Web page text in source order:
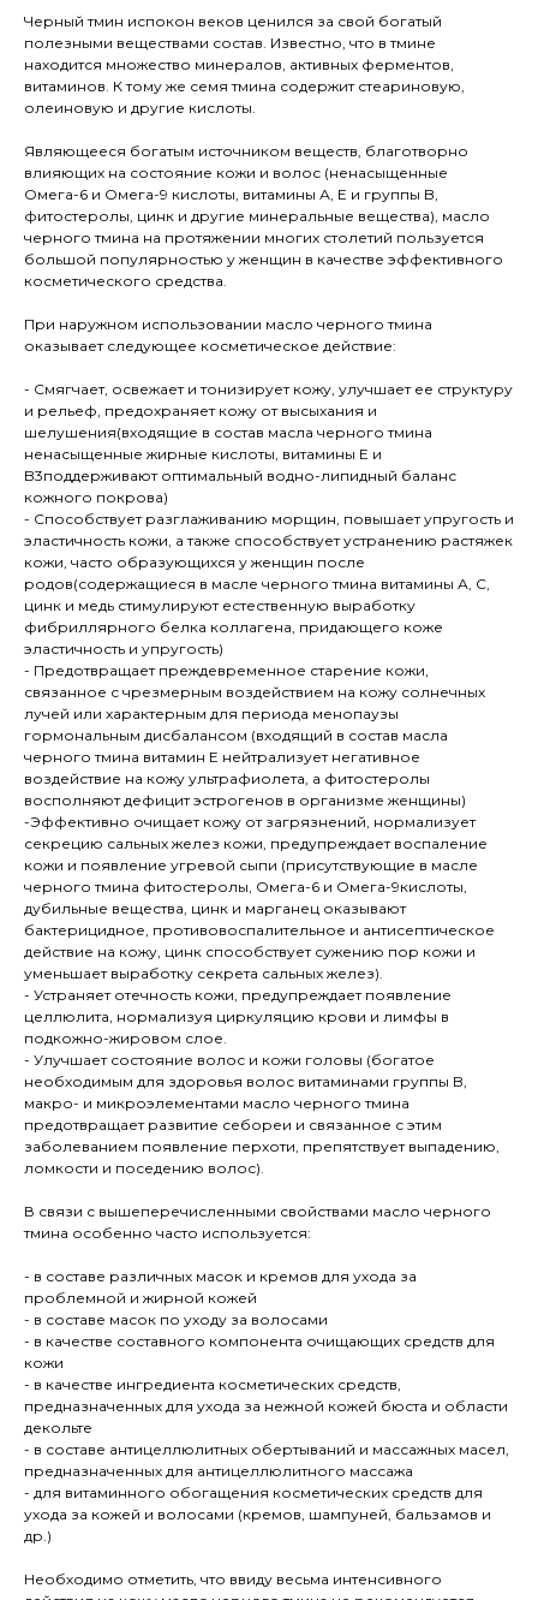
Черный тмин испокон веков ценился за свой богатый
полезными веществами состав. Известно, что в тмине
находится множество минералов, активных ферментов,
витаминов. К тому же семя тмина содержит стеариновую,
олеиновую и другие кислоты.
Являющееся богатым источником веществ, благотворно
влияющих на состояние кожи и волос (ненасыщенные
Омега-6 и Омега-9 кислоты, витамины А, Е и группы B,
фитостеролы, цинк и другие минеральные вещества), масло
черного тмина на протяжении многих столетий пользуется
большой популярностью у женщин в качестве эффективного
косметического средства.
При наружном использовании масло черного тмина
оказывает следующее косметическое действие:
- Cмягчает, освежает и тонизирует кожу, улучшает ее структуру
и рельеф, предохраняет кожу от высыхания и
шелушения(входящие в состав масла черного тмина
ненасыщенные жирные кислоты, витамины Е и
B3поддерживают оптимальный водно-липидный баланс
кожного покрова)
- Способствует разглаживанию морщин, повышает упругость и
эластичность кожи, а также способствует устранению растяжек
кожи, часто образующихся у женщин после
родов(содержащиеся в масле черного тмина витамины А, С,
цинк и медь стимулируют естественную выработку
фибриллярного белка коллагена, придающего коже
эластичность и упругость)
- Предотвращает преждевременное старение кожи,
связанное с чрезмерным воздействием на кожу солнечных
лучей или характерным для периода менопаузы
гормональным дисбалансом (входящий в состав масла
черного тмина витамин Е нейтрализует негативное
воздействие на кожу ультрафиолета, а фитостеролы
восполняют дефицит эстрогенов в организме женщины)
-Эффективно очищает кожу от загрязнений, нормализует
секрецию сальных желез кожи, предупреждает воспаление
кожи и появление угревой сыпи (присутствующие в масле
черного тмина фитостеролы, Омега-6 и Омега-9кислоты,
дубильные вещества, цинк и марганец оказывают
бактерицидное, противовоспалительное и антисептическое
действие на кожу, цинк способствует сужению пор кожи и
уменьшает выработку секрета сальных желез).
- Устраняет отечность кожи, предупреждает появление
целлюлита, нормализуя циркуляцию крови и лимфы в
подкожно-жировом слое.
- Улучшает состояние волос и кожи головы (богатое
необходимым для здоровья волос витаминами группы B,
макро- и микроэлементами масло черного тмина
предотвращает развитие себореи и связанное с этим
заболеванием появление перхоти, препятствует выпадению,
ломкости и поседению волос).
В связи с вышеперечисленными свойствами масло черного
тмина особенно часто используется:
- в составе различных масок и кремов для ухода за
проблемной и жирной кожей
- в составе масок по уходу за волосами
- в качестве составного компонента очищающих средств для
кожи
- в качестве ингредиента косметических средств,
предназначенных для ухода за нежной кожей бюста и области
декольте
- в составе антицеллюлитных обертываний и массажных масел,
предназначенных для антицеллюлитного массажа
- для витаминного обогащения косметических средств для
ухода за кожей и волосами (кремов, шампуней, бальзамов и
др.)
Необходимо отметить, что ввиду весьма интенсивного